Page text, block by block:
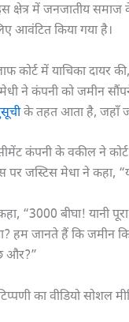
क्षेत्र में जनजातीय
आवंटित किया गया है।
कोर्ट में याचिका दायर
ने कंपनी को जमीन
के तहत आता है, जहाँ
कंपनी के वकील ने
जस्टिस मेधा ने कहा,
“3000 बीघा! यानी
हम जानते हैं कि जमीन
और?”
का वीडियो सोशल